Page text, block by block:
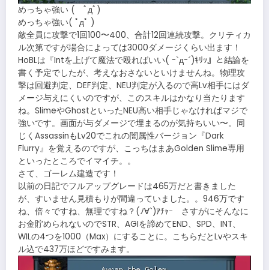
めっちゃ強い ( ﾟдﾟ)
めっちゃ強い( ﾟдﾟ )
敵全員に攻撃で1回100〜400、合計12回連続攻撃。クリティカ
ル次第ですが場合によっては3000ダメージくらい出ます！
HoBLは『Intを上げて魔法で殴ればいい( ｰ`дｰ´)ｷﾘｯ』と結論を
書く予定でしたが、考えなおさないといけませんね。物理攻
撃は回避判定、DEF判定、NEU判定が入るので高Lv相手にはダ
メージ与えにくいのですが、このスキルはかなり当たります
ね。SlimeやGhostといったNEU高い相手じゃなければマジで
強いです。画面が与ダメージで埋まるのが気持ちいい〜。同
じくAssassinもLv20でこれの闇属性バージョン『Dark
Flurry』を覚えるのですが、こっちはまあGolden Slime専用
といったところでイマイチ。。
さて、ゴーレム建造です！
以前の日記でフルアップグレードは465万だと書きました
が、すいません見積もりが間違っていました。。946万です
ね、倍々ですね、無理ですね？(ﾉ∀`)ｱﾁｬｰ さすがにそんなに
お金貯められないのでSTR、AGIを諦めてEND、SPD、INT、
WILの4つを1000（Max）にすることに。こちらだとLvやスキ
ル込で437万ほどですみます。